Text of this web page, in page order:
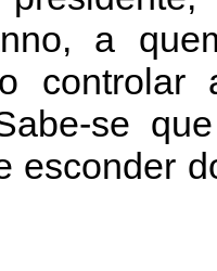
a
se
esconder